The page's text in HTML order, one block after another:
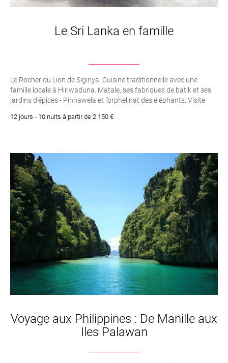
Le Sri Lanka en famille
Le Rocher du Lion de Sigiriya. Cuisine traditionnelle avec une
famille locale à Hiriwaduna. Matale, ses fabriques de batik et ses
jardins d’épices - Pinnawela et l’orphelinat des éléphants. Visite
Dambulla. Le fort portugais de Galle. Le Temple de la Dent à Kandy.
12 jours - 10 nuits à partir de 2 150 €
Voyage aux Philippines : De Manille aux
Iles Palawan